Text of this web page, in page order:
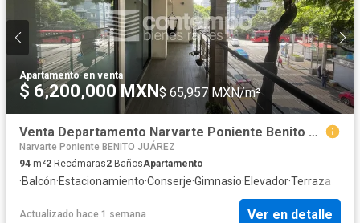
Apartamento·en venta
$ 6,200,000 MXN$ 65,957 MXN/m²
Venta Departamento Narvarte Poniente Benito Juárez CDMX
Narvarte Poniente BENITO JUÁREZ
94 m²2 Recámaras2 BañosApartamento
·Balcón·Estacionamiento·Conserje·Gimnasio·Elevador·Terraza
Actualizado hace 1 semana Ver en detalle